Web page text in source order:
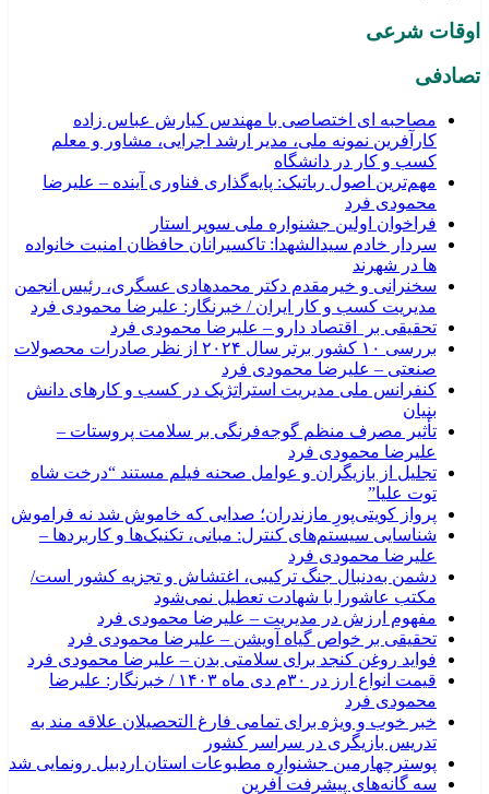
اوقات شرعی
تصادفی
مصاحبه ای اختصاصی با مهندس کیارش عباس زاده
کارآفرین نمونه ملی، مدیر ارشد اجرایی، مشاور و معلم
کسب و کار در دانشگاه
مهم‌ترین اصول رباتیک: پایه‌گذاری فناوری آینده – علیرضا
محمودی فرد
فراخوان اولین جشنواره ملی سوپر استار
سردار خادم سیدالشهدا: تاکسیرانان حافظان امنیت خانواده
ها در شهرند
سخنرانی و خیرمقدم دکتر محمدهادی عسگری، رئیس انجمن
مدیریت کسب و کار ایران / خبرنگار: علیرضا محمودی فرد
تحقیقی بر اقتصاد دارو – علیرضا محمودی فرد
بررسی ۱۰ کشور برتر سال ۲۰۲۴ از نظر صادرات محصولات
صنعتی – علیرضا محمودی فرد
کنفرانس ملی مدیریت استراتژیک در کسب و کارهای دانش
بنیان
تأثیر مصرف منظم گوجه‌فرنگی بر سلامت پروستات –
علیرضا محمودی فرد
تجلیل از بازیگران و عوامل صحنه فیلم مستند “درخت شاه
توت علیا”
پرواز کویتی‌پورِ مازندران؛ صدایی که خاموش شد نه فراموش
شناسایی سیستم‌های کنترل: مبانی، تکنیک‌ها و کاربردها –
علیرضا محمودی فرد
دشمن به‌دنبال جنگ ترکیبی، اغتشاش و تجزیه کشور است/
مکتب عاشورا با شهادت تعطیل نمی‌شود
مفهوم ارزش در مدیریت – علیرضا محمودی فرد
تحقیقی بر خواص گیاه آویشن – علیرضا محمودی فرد
فواید روغن کنجد برای سلامتی بدن – علیرضا محمودی فرد
قیمت انواع ارز در ۳۰م دی ماه ۱۴۰۳ / خبرنگار: علیرضا
محمودی فرد
خبر خوب و ویژه برای تمامی فارغ التحصیلان علاقه مند به
تدریس بازیگری در سراسر کشور
پوسترچهارمین جشنواره مطبوعات استان اردبیل رونمایی شد
سه گانه‌های پیشرفت آفرین